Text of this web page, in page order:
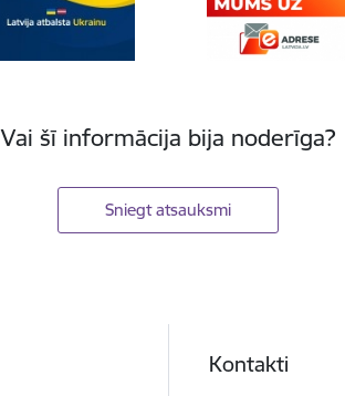
Vai šī informācija bija noderīga?
Sniegt atsauksmi
Kontakti